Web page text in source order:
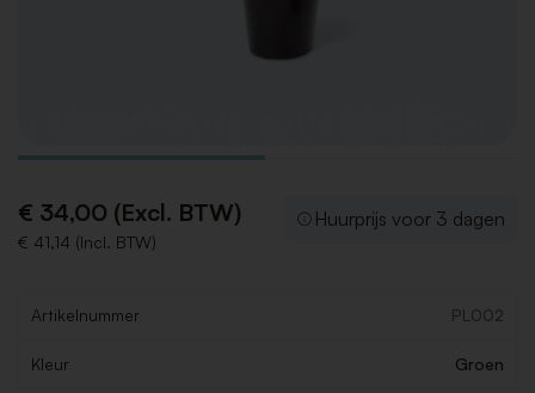
€ 34,00 (Excl. BTW)
€ 41,14 (Incl. BTW)
Huurprijs voor 3 dagen
Artikelnummer PL002
Kleur Groen